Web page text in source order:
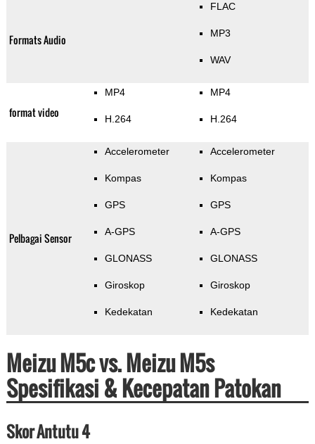
Formats Audio
FLAC
MP3
WAV
format video
MP4
H.264
MP4
H.264
Pelbagai Sensor
Accelerometer
Kompas
GPS
A-GPS
GLONASS
Giroskop
Kedekatan
Accelerometer
Kompas
GPS
A-GPS
GLONASS
Giroskop
Kedekatan
Meizu M5c vs. Meizu M5s
Spesifikasi & Kecepatan Patokan
Skor Antutu 4